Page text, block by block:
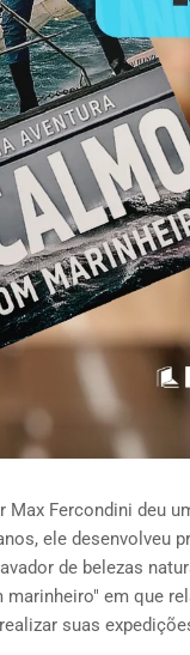
Fercondini deu
ele desenvolveu
de belezas
em que
suas